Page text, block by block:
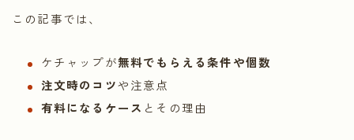
この記事では、
ケチャップが無料でもらえる条件や個数
注文時のコツや注意点
有料になるケース とその理由